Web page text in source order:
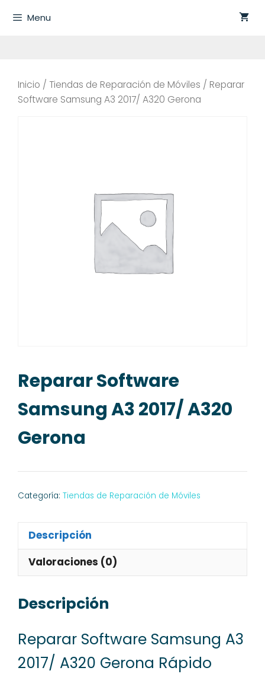
Menu
Inicio / Tiendas de Reparación de Móviles / Reparar
Software Samsung A3 2017/ A320 Gerona
Reparar Software
Samsung A3 2017/ A320
Gerona
Categoría: Tiendas de Reparación de Móviles
Descripción
Valoraciones (0)
Descripción
Reparar Software Samsung A3
2017/ A320 Gerona Rápido